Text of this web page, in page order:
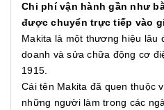
Chi phí vận hành gần như
được chuyển trực tiếp vào
Makita là một thương hiệu lâu
doanh và sửa chữa động cơ
1915.
Cái tên Makita đã quen thuộc
những người làm trong các